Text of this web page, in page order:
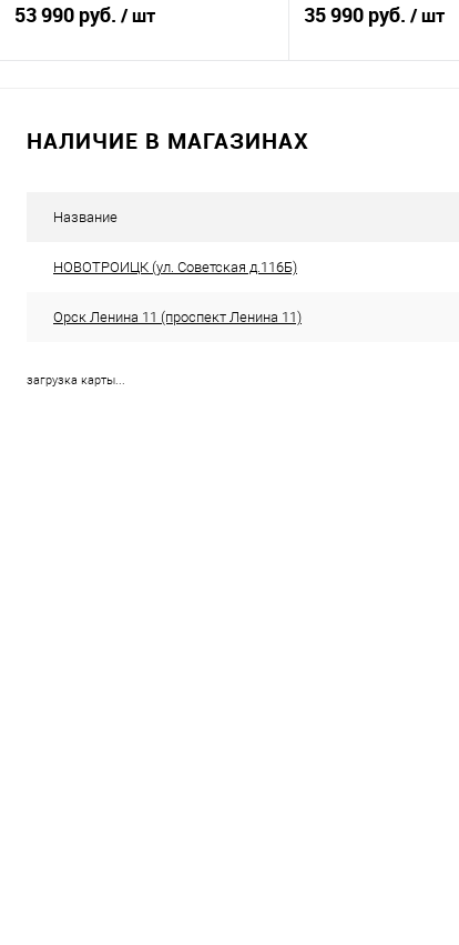
53 990 руб. / шт
Купить в 1 клик
К сравнению
35 990 руб. / шт
НАЛИЧИЕ В МАГАЗИНАХ
Название
НОВОТРОИЦК (ул. Советская д.116Б)
Орск Ленина 11 (проспект Ленина 11)
загрузка карты...